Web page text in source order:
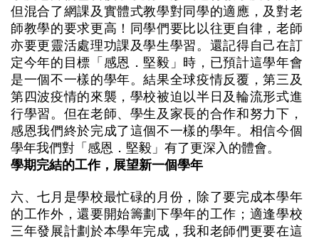
但混合了網課及實體式教學對同學的適應，及對老
師教學的要求更高！同學們要比以往更自律，老師
亦要更靈活處理功課及學生學習。還記得自己在訂
定今年的目標「感恩．堅毅」時，已預計這學年會
是一個不一樣的學年。結果全球疫情反覆，第三及
第四波疫情的來襲，學校被迫以半日及輪流形式進
行學習。但在老師、學生及家長的合作和努力下，
感恩我們終於完成了這個不一樣的學年。相信今個
學年我們對「感恩．堅毅」有了更深入的體會。
學期完結的工作，展望新一個學年
六、七月是學校最忙碌的月份，除了要完成本學年
的工作外，還要開始籌劃下學年的工作；適逢學校
三年發展計劃於本學年完成，我和老師們更要在這